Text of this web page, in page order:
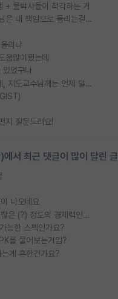
+ 물박사들이 착각하는 거
왜 후배가 못하는걸 교수님은 내 책임으로 돌리는걸까요?
리냐
움많이됐는데
있었구나
타대학원 컨텍 준비중인데, 지도교수님께는 언제 말씀드려야 할까요?
지 질문드려요!
서 최근 댓글이 많이 달린 글
나오네요
박사진학하기에 2억은 괜찮은 (?) 정도의 경제력인가요
능한 스펙인가요?
를 물어보는거임?
게 흔한건가요?